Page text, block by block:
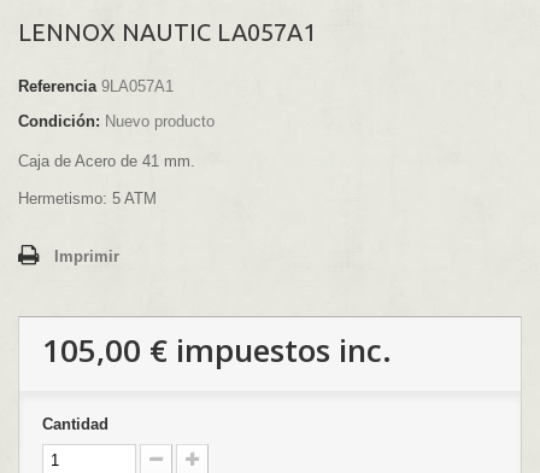
LENNOX NAUTIC LA057A1
Referencia 9LA057A1
Condición: Nuevo producto
Caja de Acero de 41 mm.
Hermetismo: 5 ATM
Imprimir
105,00 € impuestos inc.
Cantidad